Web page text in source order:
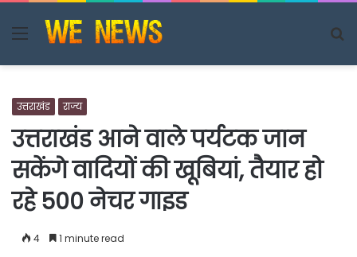
Menu
उत्तराखंड राज्य
उत्तराखंड आने वाले पर्यटक जान
सकेंगे वादियों की खूबियां, तैयार हो
रहे 500 नेचर गाइड
4 1 minute read